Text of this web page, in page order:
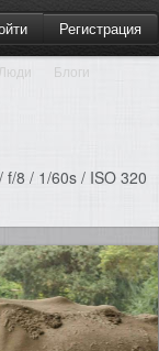
Регистрация
Люди Блоги
f/8 / 1/60s / ISO 320